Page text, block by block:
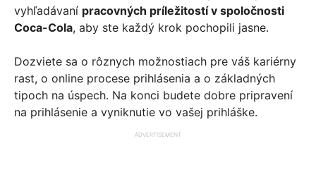
vyhľadávaní pracovných príležitostí v spoločnosti
Coca-Cola, aby ste každý krok pochopili jasne.
Dozviete sa o rôznych možnostiach pre váš kariérny
rast, o online procese prihlásenia a o základných
tipoch na úspech. Na konci budete dobre pripravení
na prihlásenie a vyniknutie vo vašej prihláške.
ADVERTISEMENT